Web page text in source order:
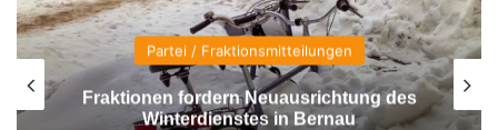
Partei / Fraktionsmitteilungen
Fraktionen fordern Neuausrichtung des
Winterdienstes in Bernau